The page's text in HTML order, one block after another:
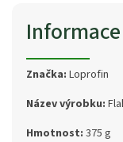
Značka: Loprofin
Název výrobku:
Hmotnost: 375 g